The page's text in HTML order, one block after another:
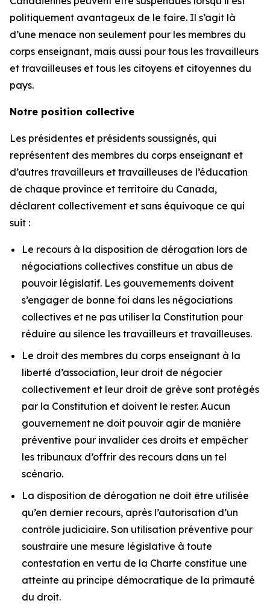
politiquement avantageux de le faire. Il s’agit là
d’une menace non seulement pour les membres du
corps enseignant, mais aussi pour tous les travailleurs
et travailleuses et tous les citoyens et citoyennes du
pays.
Notre position collective
Les présidentes et présidents soussignés, qui
représentent des membres du corps enseignant et
d’autres travailleurs et travailleuses de l’éducation
de chaque province et territoire du Canada,
déclarent collectivement et sans équivoque ce qui
suit :
Le recours à la disposition de dérogation lors de
négociations collectives constitue un abus de
pouvoir législatif. Les gouvernements doivent
s’engager de bonne foi dans les négociations
collectives et ne pas utiliser la Constitution pour
réduire au silence les travailleurs et travailleuses.
Le droit des membres du corps enseignant à la
liberté d’association, leur droit de négocier
collectivement et leur droit de grève sont protégés
par la Constitution et doivent le rester. Aucun
gouvernement ne doit pouvoir agir de manière
préventive pour invalider ces droits et empêcher
les tribunaux d’offrir des recours dans un tel
scénario.
La disposition de dérogation ne doit être utilisée
qu’en dernier recours, après l’autorisation d’un
contrôle judiciaire. Son utilisation préventive pour
soustraire une mesure législative à toute
contestation en vertu de la Charte constitue une
atteinte au principe démocratique de la primauté
du droit.